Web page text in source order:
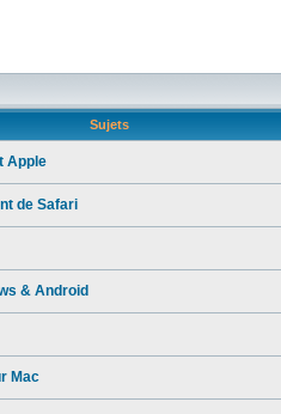
Sujets
Apple
de Safari
& Android
Mac